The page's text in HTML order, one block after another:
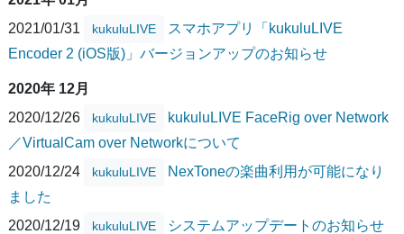
2021/01/31
kukuluLIVE
スマホアプリ「kukuluLIVE
Encoder 2 (iOS版)」バージョンアップのお知らせ
2020年 12月
2020/12/26
kukuluLIVE
kukuluLIVE FaceRig over Network
／VirtualCam over Networkについて
2020/12/24
kukuluLIVE
NexToneの楽曲利用が可能になり
ました
2020/12/19
kukuluLIVE システムアップデートのお知らせ